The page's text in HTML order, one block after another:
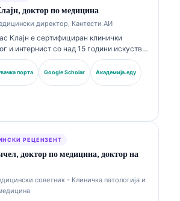
доктор по медицина
директор, Кантести АИ
Клајн е сертифициран клинички
и интернист со над 15 години искуство
медицина и клиничка анализа
со ВИ. Како главен медицински
во Kantesti AI, тој обезбедува клинички
медицинската точност на
невронска мрежа. Д-р Клајн има
обемно на теми поврзани со
на биомаркери и лабораториска
порта Google Scholar Академија.еду
РЕЦЕНЗЕНТ
доктор по медицина, доктор на
советник - Клиничка патологија и